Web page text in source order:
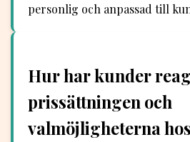
personlig och anpassad till
Hur har kunder
prissättningen och
valmöjligheterna hos